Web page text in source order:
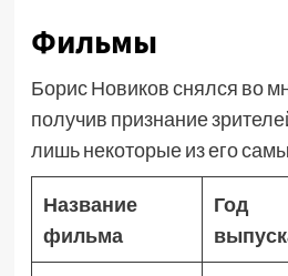
Фильмы
Борис Новиков снялся во
получив признание
лишь некоторые из его
Название
фильма
Год